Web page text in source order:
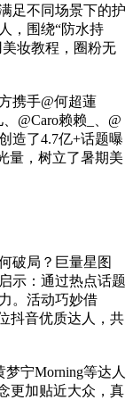
足不同场景下的护
，围绕“防水持
妆教程，圈粉无
携手@何超蓮
@Caro赖赖_、@
造了4.7亿+话题曝
量，树立了暑期美
破局？巨量星图
示：通过热点话题
。活动巧妙借
抖音优质达人，共
宁Morning等达人
更加贴近大众，真